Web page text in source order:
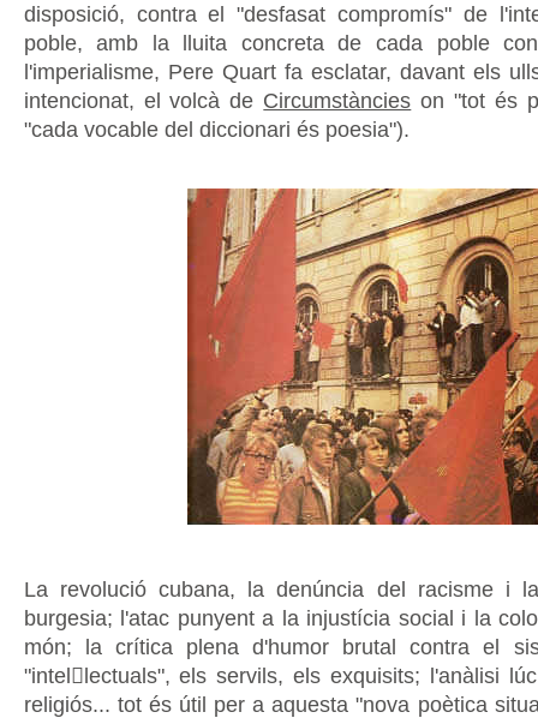
disposició, contra el "desfasat compromís" de
poble, amb la lluita concreta de cada poble
l'imperialisme, Pere Quart fa esclatar, davant els
intencionat, el volcà de Circumstàncies on "tot és
"cada vocable del diccionari és poesia").
La revolució cubana, la denúncia del racisme i
burgesia; l'atac punyent a la injustícia social i la
món; la crítica plena d'humor brutal contra el
"intellectuals", els servils, els exquisits; l'anàlisi
religiós... tot és útil per a aquesta "nova poètica